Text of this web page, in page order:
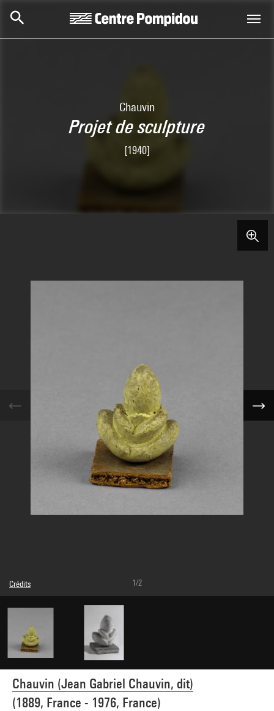
Chauvin
Projet de sculpture
[1940]
Chauvin (Jean Gabriel Chauvin, dit)
(1889, France - 1976, France)
Crédits
© Chauvin
Crédit photographique : Centre Pompidou, MNAM-CCI/Bertrand Prévost/Dist.
Réf. image : 4N57745
Diffusion image :
GrandPalaisRmnPhoto
1/2